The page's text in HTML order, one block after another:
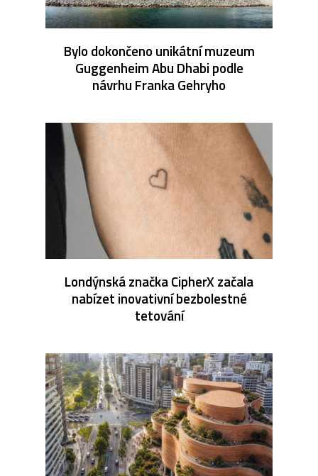
Bylo dokončeno unikátní muzeum
Guggenheim Abu Dhabi podle
návrhu Franka Gehryho
Londýnská značka CipherX začala
nabízet inovativní bezbolestné
tetování